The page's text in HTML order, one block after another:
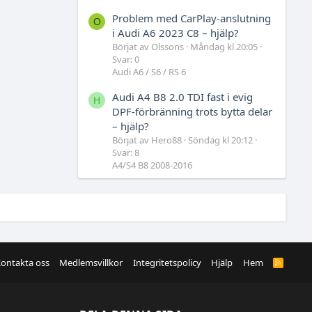
O
Problem med CarPlay-anslutning
i Audi A6 2023 C8 – hjälp?
Börjat av Olssons Måndag kl 20:05
Svar: 0
Audi A6 / S6 / RS 6
H
Audi A4 B8 2.0 TDI fast i evig
DPF-förbränning trots bytta delar
– hjälp?
Börjat av Hero88 Söndag kl 20:12
Svar: 8
A4/S4 B8 2008-2016
oss Medlemsvillkor Integritetspolicy Hjälp Hem
R